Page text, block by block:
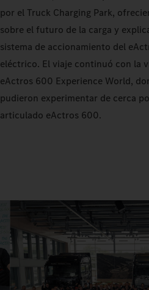
por el Truck Charging Park,
sobre el futuro de la carga y
sistema de accionamiento del
eléctrico. El viaje continuó con la
eActros 600 Experience World,
pudieron experimentar de cerca
articulado eActros 600.